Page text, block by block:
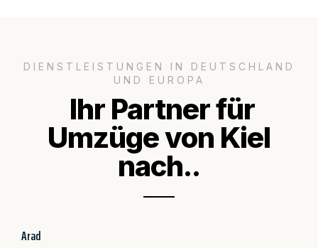
DIENSTLEISTUNGEN IN DEUTSCHLAND
UND EUROPA
Ihr Partner für
Umzüge von Kiel
nach..
Arad